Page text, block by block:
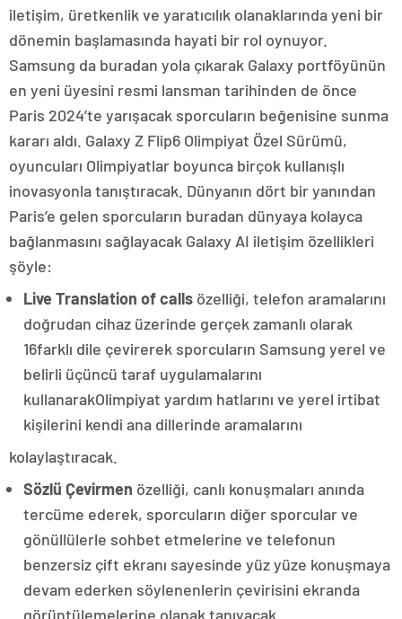
iletişim, üretkenlik ve yaratıcılık olanaklarında yeni bir
dönemin başlamasında hayati bir rol oynuyor.
Samsung da buradan yola çıkarak Galaxy portföyünün
en yeni üyesini resmi lansman tarihinden de önce
Paris 2024’te yarışacak sporcuların beğenisine sunma
kararı aldı. Galaxy Z Flip6 Olimpiyat Özel Sürümü,
oyuncuları Olimpiyatlar boyunca birçok kullanışlı
inovasyonla tanıştıracak. Dünyanın dört bir yanından
Paris’e gelen sporcuların buradan dünyaya kolayca
bağlanmasını sağlayacak Galaxy AI iletişim özellikleri
şöyle:
Live Translation of calls özelliği, telefon aramalarını
doğrudan cihaz üzerinde gerçek zamanlı olarak
16farklı dile çevirerek sporcuların Samsung yerel ve
belirli üçüncü taraf uygulamalarını
kullanarakOlimpiyat yardım hatlarını ve yerel irtibat
kişilerini kendi ana dillerinde aramalarını
kolaylaştıracak.
Sözlü Çevirmen özelliği, canlı konuşmaları anında
tercüme ederek, sporcuların diğer sporcular ve
gönüllülerle sohbet etmelerine ve telefonun
benzersiz çift ekranı sayesinde yüz yüze konuşmaya
devam ederken söylenenlerin çevirisini ekranda
görüntülemelerine olanak tanıyacak.